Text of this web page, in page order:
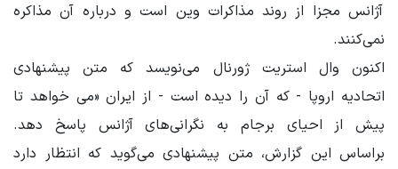
آژانس مجزا از روند مذاکرات وین است و درباره آن مذاکره
نمی‌کنند.
اکنون وال استریت ژورنال می‌نویسد که متن پیشنهادی
اتحادیه اروپا - که آن را دیده است - از ایران «می خواهد تا
پیش از احیای برجام به نگرانی‌های آژانس پاسخ دهد.
براساس این گزارش، متن پیشنهادی می‌گوید که انتظار دارد